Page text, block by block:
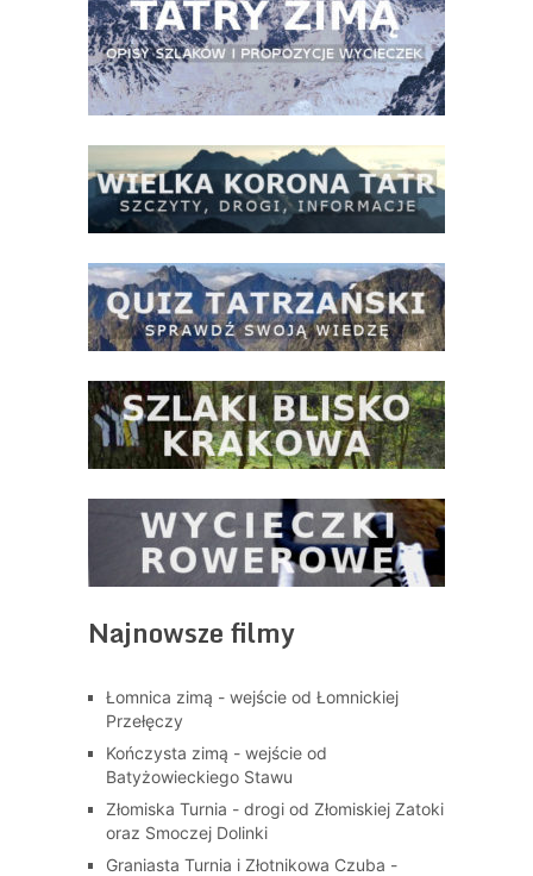
Najnowsze filmy
Łomnica zimą - wejście od Łomnickiej
Przełęczy
Kończysta zimą - wejście od
Batyżowieckiego Stawu
Złomiska Turnia - drogi od Złomiskiej Zatoki
oraz Smoczej Dolinki
Graniasta Turnia i Złotnikowa Czuba -